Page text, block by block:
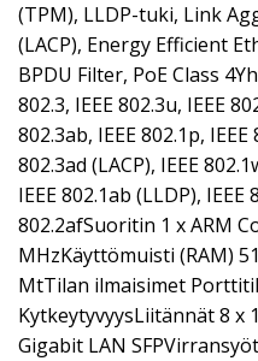
(TPM), LLDP-tuki, Link
(LACP), Energy Efficient
BPDU Filter, PoE Class
802.3, IEEE 802.3u, IEEE
802.3ab, IEEE 802.1p, IEEE
802.3ad (LACP), IEEE
IEEE 802.1ab (LLDP), IEEE
802.2afSuoritin 1 x ARM
MHzKäyttömuisti (RAM)
MtTilan ilmaisimet
KytkeytyvyysLiitännät 8 x
Gigabit LAN